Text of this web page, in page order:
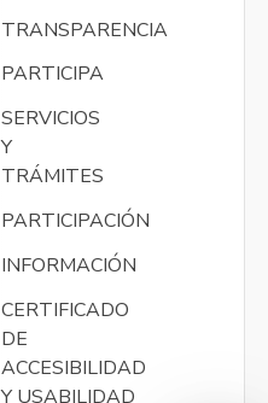
TRANSPARENCIA
PARTICIPA
SERVICIOS
Y
TRÁMITES
PARTICIPACIÓN
INFORMACIÓN
CERTIFICADO
DE
ACCESIBILIDAD
Y USABILIDAD